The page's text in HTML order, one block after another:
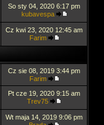
So sty 04, 2020 6:17 pm
kubavespa
Cz kwi 23, 2020 12:45 am
Farim
Cz sie 08, 2019 3:44 pm
Farim
Pt cze 19, 2020 9:15 am
Trev75
Wt maja 14, 2019 9:06 pm